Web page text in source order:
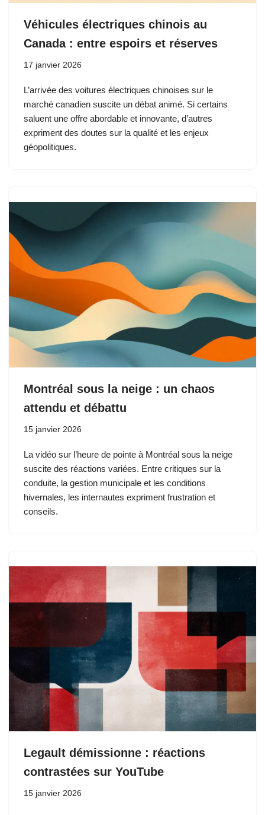
Véhicules électriques chinois au
Canada : entre espoirs et réserves
17 janvier 2026
L’arrivée des voitures électriques chinoises sur le
marché canadien suscite un débat animé. Si certains
saluent une offre abordable et innovante, d’autres
expriment des doutes sur la qualité et les enjeux
géopolitiques.
Montréal sous la neige : un chaos
attendu et débattu
15 janvier 2026
La vidéo sur l’heure de pointe à Montréal sous la neige
suscite des réactions variées. Entre critiques sur la
conduite, la gestion municipale et les conditions
hivernales, les internautes expriment frustration et
conseils.
Legault démissionne : réactions
contrastées sur YouTube
15 janvier 2026